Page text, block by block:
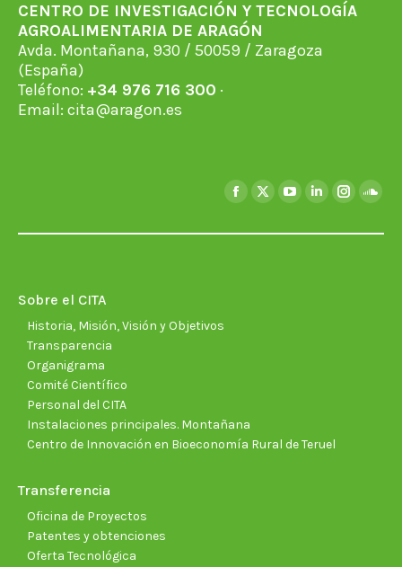
CENTRO DE INVESTIGACIÓN Y TECNOLOGÍA
AGROALIMENTARIA DE ARAGÓN
Avda. Montañana, 930 / 50059 / Zaragoza
(España)
Teléfono: +34 976 716 300 ·
Email: cita@aragon.es
Facebook
X
YouTubeLinkedin
Sobre el CITA
Historia, Misión, Visión y Objetivos
Transparencia
Organigrama
Comité Científico
Personal del CITA
Instalaciones principales. Montañana
Centro de Innovación en Bioeconomía Rural de Teruel
Transferencia
Oficina de Proyectos
Patentes y obtenciones
Oferta Tecnológica